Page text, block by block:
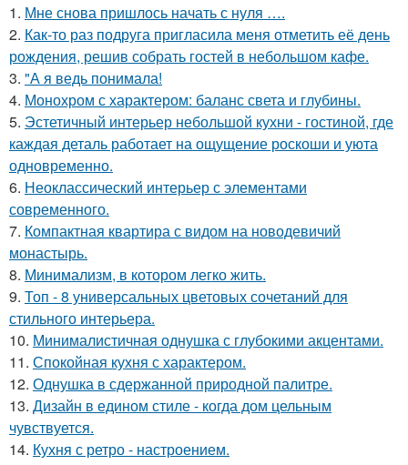
1. Мне снова пришлось начать с нуля ….
2. Как-то раз подруга пригласила меня отметить её день
рождения, решив собрать гостей в небольшом кафе.
3. "А я ведь понимала!
4. Монохром с характером: баланс света и глубины.
5. Эстетичный интерьер небольшой кухни - гостиной, где
каждая деталь работает на ощущение роскоши и уюта
одновременно.
6. Неоклассический интерьер с элементами
современного.
7. Компактная квартира с видом на новодевичий
монастырь.
8. Минимализм, в котором легко жить.
9. Топ - 8 универсальных цветовых сочетаний для
стильного интерьера.
10. Минималистичная однушка с глубокими акцентами.
11. Спокойная кухня с характером.
12. Однушка в сдержанной природной палитре.
13. Дизайн в едином стиле - когда дом цельным
чувствуется.
14. Кухня с ретро - настроением.